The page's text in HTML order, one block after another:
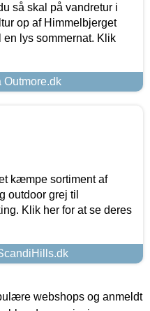
så skal på vandretur i
op af Himmelbjerget
lys sommernat. Klik
Outmore.dk
kæmpe sortiment af
outdoor grej til
Klik her for at se deres
webshops og anmeldt